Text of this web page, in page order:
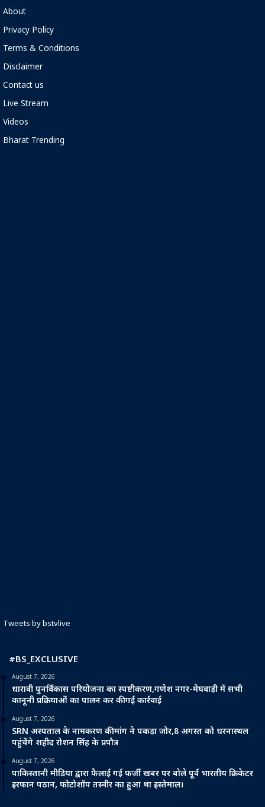
About
Privacy Policy
Terms & Conditions
Disclaimer
Contact us
Live Stream
Videos
Bharat Trending
Tweets by bstvlive
#BS_EXCLUSIVE
August 7, 2026
धारावी पुनर्विकास परियोजना का स्पष्टीकरण,गणेश नगर-मेघवाड़ी में सभी
कानूनी प्रक्रियाओं का पालन कर की गई कार्रवाई
August 7, 2026
SRN अस्पताल के नामकरण की मांग ने पकड़ा जोर,8 अगस्त को धरनास्थल
पहुंचेंगे शहीद रोशन सिंह के प्रपौत्र
August 7, 2026
पाकिस्तानी मीडिया द्वारा फैलाई गई फर्जी खबर पर बोले पूर्व भारतीय क्रिकेटर
इरफान पठान, फोटोशॉप तस्वीर का हुआ था इस्तेमाल।